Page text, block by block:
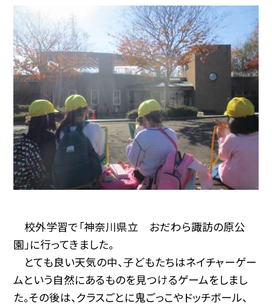
校外学習で「神奈川県立 おだわら諏訪の原公
園」に行ってきました。
とても良い天気の中、子どもたちはネイチャーゲー
ムという自然にあるものを見つけるゲームをしまし
た。その後は、クラスごとに鬼ごっこやドッチボール、